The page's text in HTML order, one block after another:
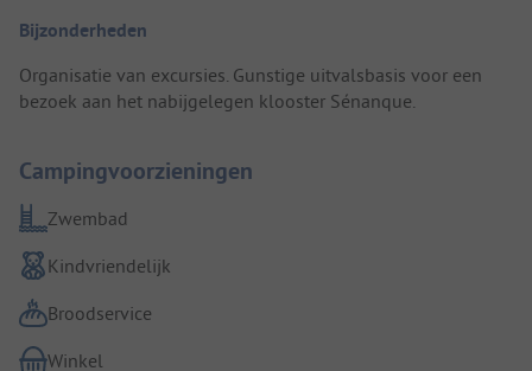
Bijzonderheden
Organisatie van excursies. Gunstige uitvalsbasis voor een
bezoek aan het nabijgelegen klooster Sénanque.
Campingvoorzieningen
Zwembad
Kindvriendelijk
Broodservice
Winkel